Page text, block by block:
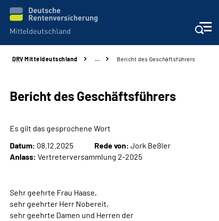
Aktuelles
Beratung und Kontakt
Karriere
Über uns
DRV Mitteldeutschland … Bericht des Geschäftsführers
Bericht des Geschäftsführers
Es gilt das gesprochene Wort
Datum: 08.12.2025 Rede von: Jork Beßler
Anlass: Vertreterversammlung 2-2025
Sehr geehrte Frau Haase,
sehr geehrter Herr Nobereit,
sehr geehrte Damen und Herren der